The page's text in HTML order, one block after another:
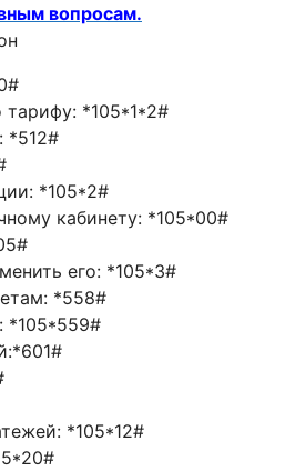
вопросам.
тарифу: *105*1*2#
*512#
*105*2#
кабинету: *105*00#
его: *105*3#
*558#
*105*559#
*105*12#